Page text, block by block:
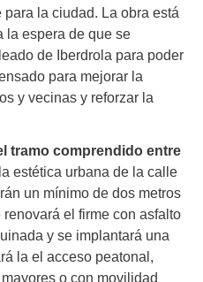
la ciudad. La obra está
la espera de que se
de Iberdrola para poder
para mejorar la
y vecinas y reforzar la
tramo comprendido entre
estética urbana de la calle
un mínimo de dos metros
el firme con asfalto
y se implantará una
la el acceso peatonal,
o con movilidad